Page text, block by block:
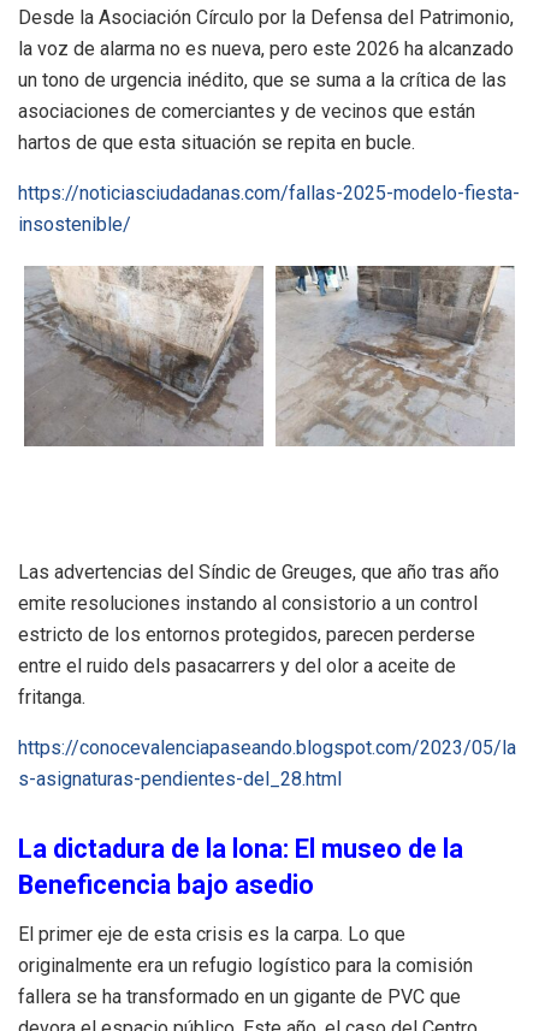
Desde la Asociación Círculo por la Defensa del Patrimonio,
la voz de alarma no es nueva, pero este 2026 ha alcanzado
un tono de urgencia inédito, que se suma a la crítica de las
asociaciones de comerciantes y de vecinos que están
hartos de que esta situación se repita en bucle.
https://noticiasciudadanas.com/fallas-2025-modelo-fiesta-
insostenible/
Las advertencias del Síndic de Greuges, que año tras año
emite resoluciones instando al consistorio a un control
estricto de los entornos protegidos, parecen perderse
entre el ruido dels pasacarrers y del olor a aceite de
fritanga.
https://conocevalenciapaseando.blogspot.com/2023/05/la
s-asignaturas-pendientes-del_28.html
La dictadura de la lona: El museo de la
Beneficencia bajo asedio
El primer eje de esta crisis es la carpa. Lo que
originalmente era un refugio logístico para la comisión
fallera se ha transformado en un gigante de PVC que